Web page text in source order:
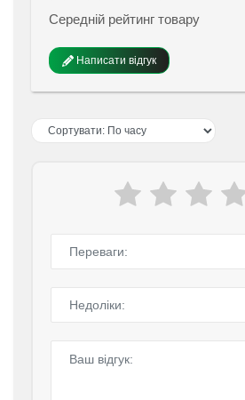
Середній рейтинг товару
Написати відгук